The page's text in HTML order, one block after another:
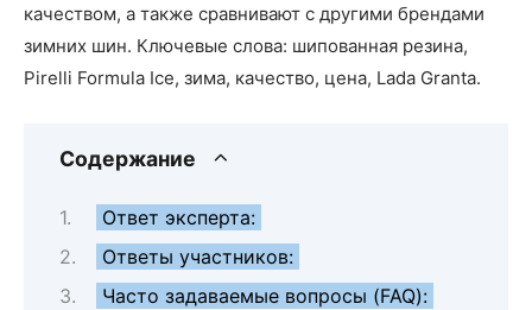
качеством, а также сравнивают с другими брендами
зимних шин. Ключевые слова: шипованная резина,
Pirelli Formula Ice, зима, качество, цена, Lada Granta.
Содержание
Ответ эксперта:
Ответы участников:
Часто задаваемые вопросы (FAQ):